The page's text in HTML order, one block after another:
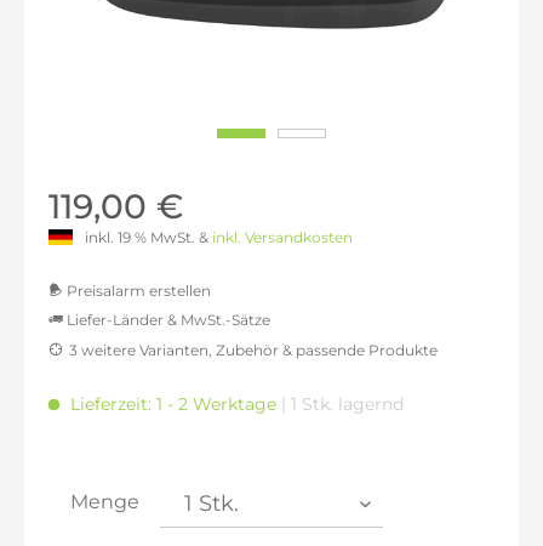
119,00 €
inkl. 19 % MwSt. & inkl. Versandkosten
Preisalarm erstellen
Liefer-Länder & MwSt.-Sätze
inkl. 16% MwSt.: 116,00 €
inkl. 20% MwSt.: 120,00 €
inkl. 21% MwSt.: 121,00 €
inkl. 22% MwSt.: 122,00 €
3 weitere Varianten, Zubehör & passende Produkte
Lieferzeit: 1 - 2 Werktage | 1 Stk. lagernd
Menge